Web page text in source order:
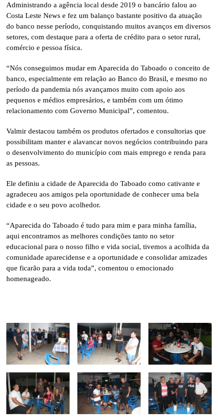
Administrando a agência local desde 2019 o bancário falou ao
Costa Leste News e fez um balanço bastante positivo da atuação
do banco nesse período, conquistando muitos avanços em diversos
setores, com destaque para a oferta de crédito para o setor rural,
comércio e pessoa física.
“Nós conseguimos mudar em Aparecida do Taboado o conceito de
banco, especialmente em relação ao Banco do Brasil, e mesmo no
período da pandemia nós avançamos muito com apoio aos
pequenos e médios empresários, e também com um ótimo
relacionamento com Governo Municipal”, comentou.
Valmir destacou também os produtos ofertados e consultorias que
possibilitam manter e alavancar novos negócios contribuindo para
o desenvolvimento do município com mais emprego e renda para
as pessoas.
Ele definiu a cidade de Aparecida do Taboado como cativante e
agradeceu aos amigos pela oportunidade de conhecer uma bela
cidade e o seu povo acolhedor.
“Aparecida do Taboado é tudo para mim e para minha família,
aqui encontramos as melhores condições tanto no setor
educacional para o nosso filho e vida social, tivemos a acolhida da
comunidade aparecidense e a oportunidade e consolidar amizades
que ficarão para a vida toda”, comentou o emocionado
homenageado.